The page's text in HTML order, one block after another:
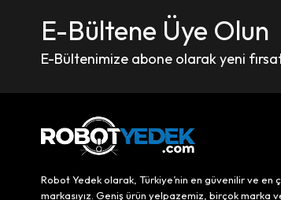
E-Bültene Üye Olun
E-Bültenimize abone olarak yeni
Robot Yedek olarak, Türkiye’nin en güvenilir ve en
markasıyız. Geniş ürün yelpazemiz, birçok marka